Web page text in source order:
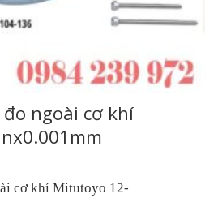
đo ngoài cơ khí
cơ khí Mitutoyo 12-